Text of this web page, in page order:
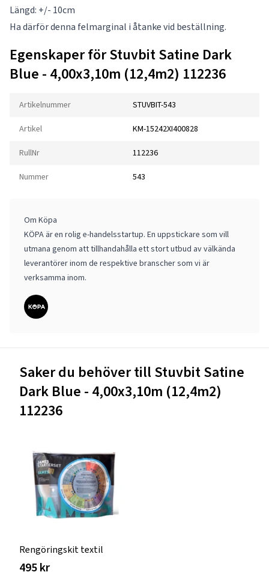
Längd: +/- 10cm
Ha därför denna felmarginal i åtanke vid beställning.
Egenskaper för Stuvbit Satine Dark
Blue - 4,00x3,10m (12,4m2) 112236
Artikelnummer STUVBIT-543
Artikel KM-15242XI400828
RullNr 112236
Nummer 543
Om Köpa
KÖPA är en rolig e-handelsstartup. En uppstickare som vill
utmana genom att tillhandahålla ett stort utbud av välkända
leverantörer inom de respektive branscher som vi är
verksamma inom.
Saker du behöver till Stuvbit Satine
Dark Blue - 4,00x3,10m (12,4m2)
112236
Rengöringskit textil
495 kr